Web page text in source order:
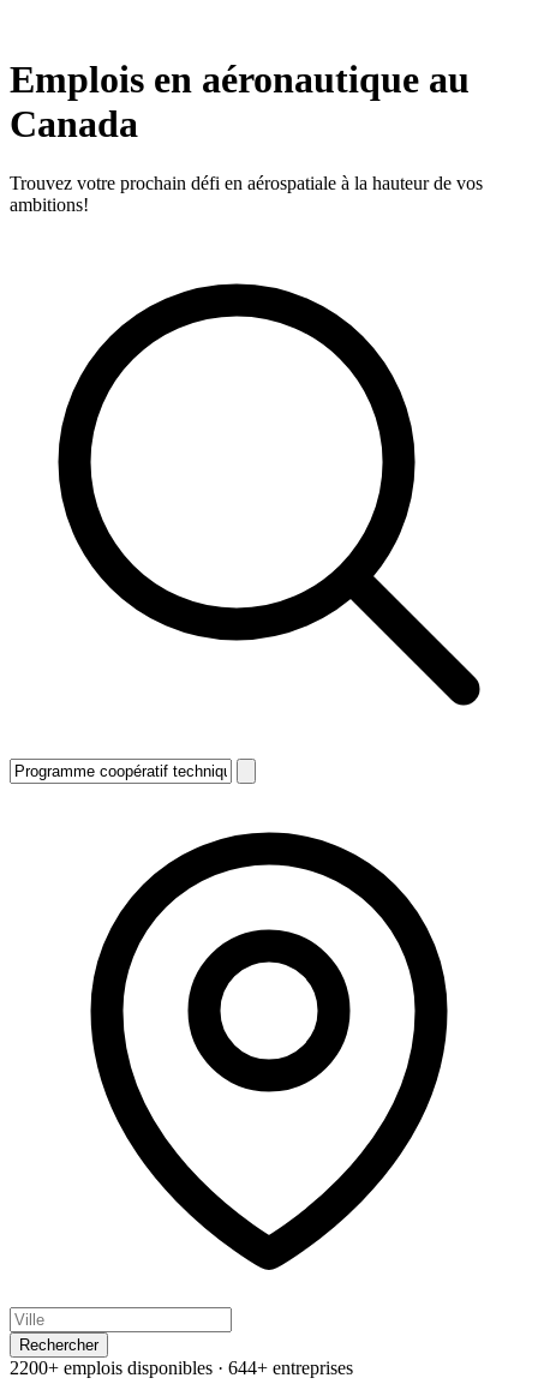
Emplois en aéronautique au
Canada
Trouvez votre prochain défi en aérospatiale à la hauteur de vos
ambitions!
Rechercher
2200+ emplois disponibles · 644+ entreprises